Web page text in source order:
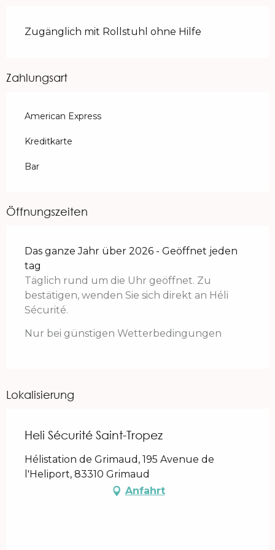
Zugänglich mit Rollstuhl ohne Hilfe
Zahlungsart
American Express
Kreditkarte
Bar
Öffnungszeiten
Das ganze Jahr über 2026 - Geöffnet jeden
tag
Täglich rund um die Uhr geöffnet. Zu
bestätigen, wenden Sie sich direkt an Héli
Sécurité.
Nur bei günstigen Wetterbedingungen
Lokalisierung
Heli Sécurité Saint-Tropez
Hélistation de Grimaud, 195 Avenue de
l'Heliport, 83310 Grimaud
Anfahrt